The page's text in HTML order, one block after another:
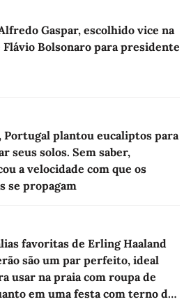
Gaspar, escolhido vice na
Flávio Bolsonaro para presidente
Portugal plantou eucaliptos para
seus solos. Sem saber,
a velocidade com que os
se propagam
favoritas de Erling Haaland
são um par perfeito, ideal
usar na praia com roupa de
em uma festa com terno de